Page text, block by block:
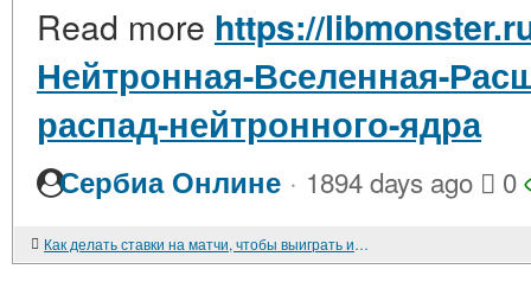
Read more https://
Нейтронная-Вселенная-
распад-нейтронного-ядра
Сербиа Онлине · 1894 days ago 0
Как делать ставки на матчи, чтобы выиграть и остаться в плюсе?